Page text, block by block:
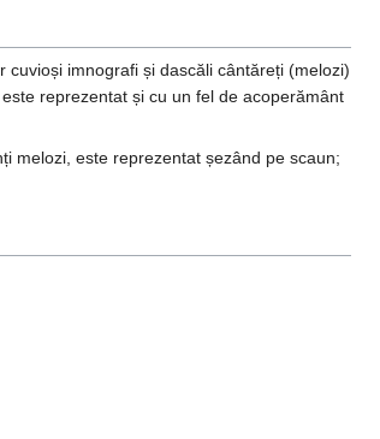
imnografi și dascăli cântăreți (melozi)
reprezentat și cu un fel de acoperământ
melozi, este reprezentat șezând pe scaun;